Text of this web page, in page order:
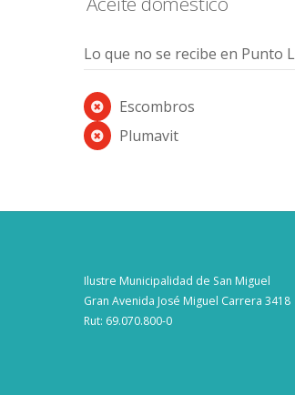
Lo que no se recibe en Punto
Escombros
Plumavit
Ilustre Municipalidad de San Miguel
Gran Avenida José Miguel Carrera 3418
Rut: 69.070.800-0